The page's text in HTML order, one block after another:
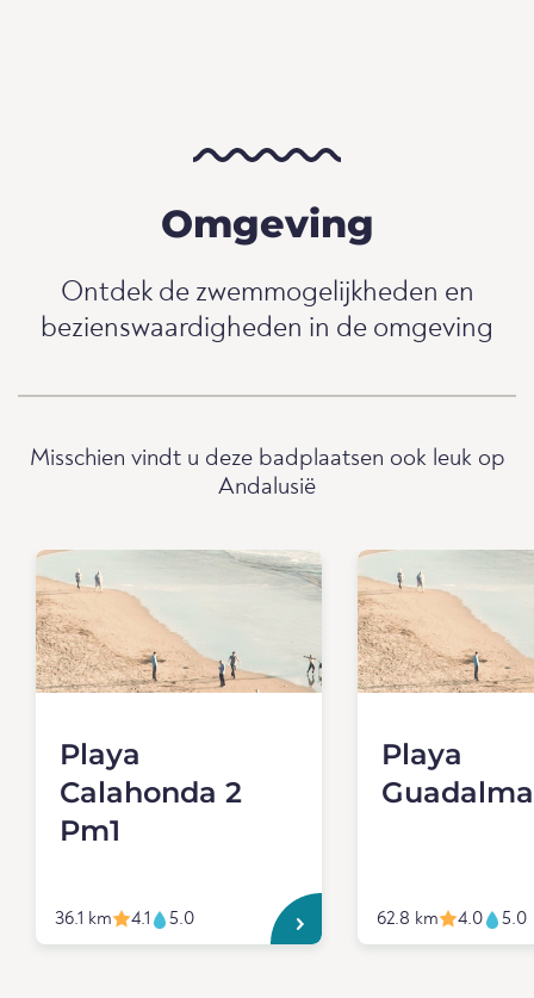
Omgeving
Ontdek de zwemmogelijkheden en
bezienswaardigheden in de omgeving
Misschien vindt u deze badplaatsen ook leuk op
Andalusië
Playa
Calahonda 2
Pm1
36.1 km 4.1 5.0
Playa
62.8 km 4.0 5.0